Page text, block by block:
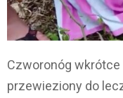
Czworonóg wkrótce
przewieziony do